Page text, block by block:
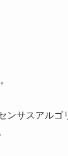
サスアルゴ